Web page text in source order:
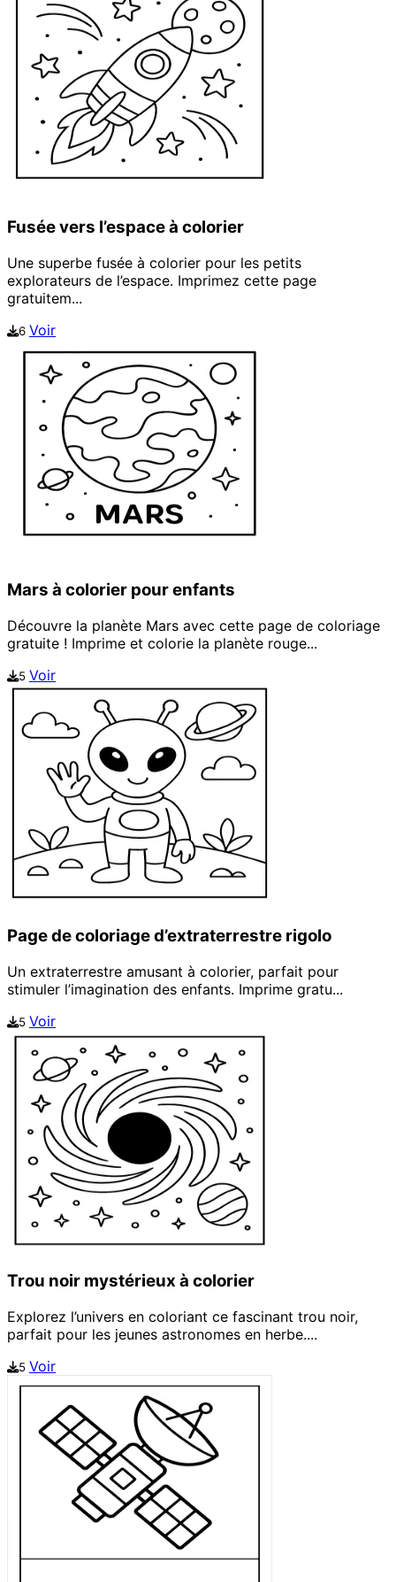
Fusée vers l’espace à colorier
Une superbe fusée à colorier pour les petits
explorateurs de l’espace. Imprimez cette page
gratuitem...
6 Voir
Mars à colorier pour enfants
Découvre la planète Mars avec cette page de coloriage
gratuite ! Imprime et colorie la planète rouge...
5 Voir
Page de coloriage d’extraterrestre rigolo
Un extraterrestre amusant à colorier, parfait pour
stimuler l’imagination des enfants. Imprime gratu...
5 Voir
Trou noir mystérieux à colorier
Explorez l’univers en coloriant ce fascinant trou noir,
parfait pour les jeunes astronomes en herbe....
5 Voir